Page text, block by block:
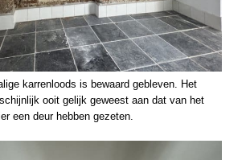
karrenloods is bewaard gebleven. Het
ooit gelijk geweest aan dat van het
een deur hebben gezeten.